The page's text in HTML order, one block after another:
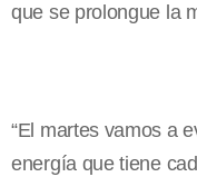
que se prolongue la
“El martes vamos a
energía que tiene